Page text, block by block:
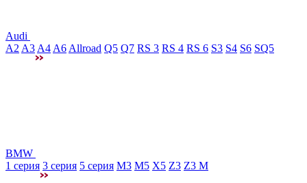
Audi
A2 A3 A4 A6 Allroad Q5 Q7 RS 3 RS 4 RS 6 S3 S4 S6 SQ5
BMW
1 серия 3 серия 5 серия M3 М5 X5 Z3 Z3 M